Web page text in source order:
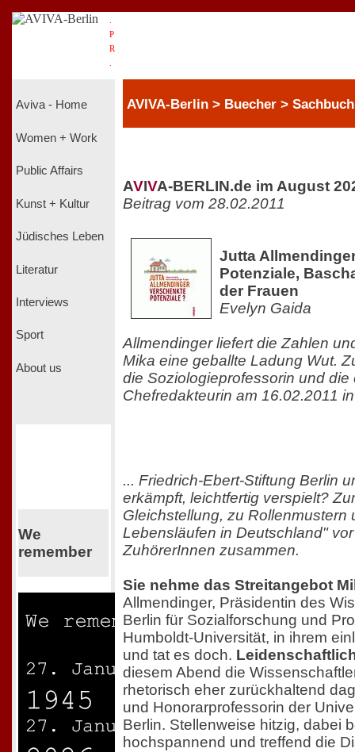
P
R
Aviva - Home
Women + Work
Public Affairs
Kunst + Kultur
Jüdisches Leben
Literatur
Interviews
Sport
About us
We
remember
AVIVA-Berlin > Buecher > Sachbuch
AVIVA-BERLIN.de im August
Beitrag vom 28.02.2011
Jutta
Potenziale,
der Frauen
Evelyn Gaida
Allmendinger liefert die Zahlen
Mika eine geballte Ladung Wut.
die Soziologieprofessorin und die
Chefredakteurin am 16.02.2011
... Friedrich-Ebert-Stiftung Berlin
erkämpft, leichtfertig verspielt?
Gleichstellung, zu Rollenmustern
Lebensläufen in Deutschland"
ZuhörerInnen zusammen.
Sie nehme das Streitangebot
Allmendinger, Präsidentin des
Berlin für Sozialforschung und
Humboldt-Universität, in ihrem
und tat es doch.
diesem Abend die
rhetorisch eher zurückhaltend
und Honorarprofessorin der
Berlin. Stellenweise hitzig, dabei
hochspannend und treffend die